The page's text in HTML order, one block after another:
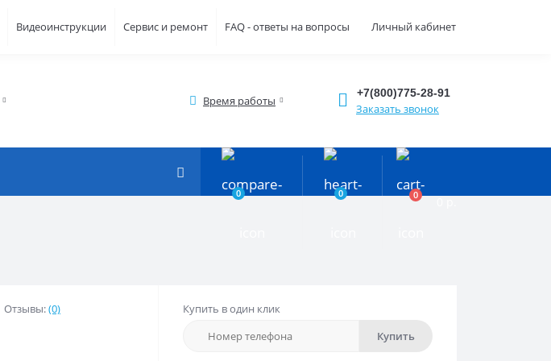
Видеоинструкции Сервис и ремонт FAQ - ответы на вопросы Личный кабинет
Время работы
+7(800)775-28-91
Заказать звонок
0 0 0
Отзывы:(0)
Купить в один клик
Купить